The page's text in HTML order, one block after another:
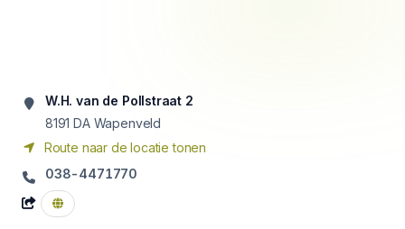
W.H. van de Pollstraat 2
8191 DA Wapenveld
Route naar de locatie tonen
038-4471770